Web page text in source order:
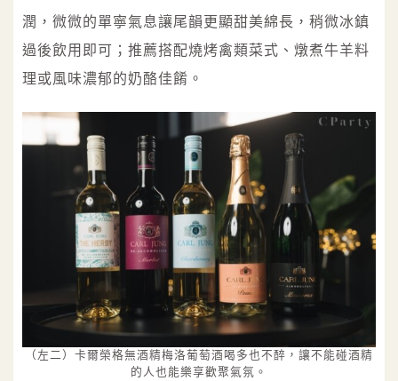
潤，微微的單寧氣息讓尾韻更顯甜美綿長，稍微冰鎮
過後飲用即可；推薦搭配燒烤禽類菜式、燉煮牛羊料
理或風味濃郁的奶酪佳餚。
（左二）卡爾榮格無酒精梅洛葡萄酒喝多也不醉，讓不能碰酒精
的人也能樂享歡聚氣氛。